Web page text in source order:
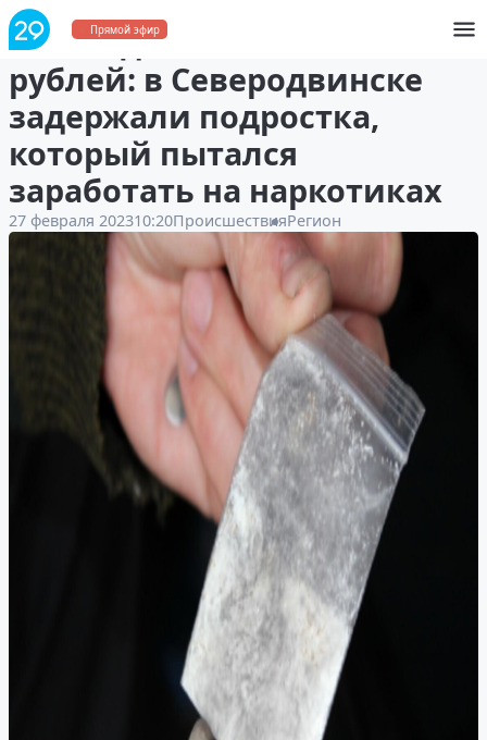
Прямой эфир
За каждый тайник — 300
рублей: в Северодвинске
задержали подростка,
который пытался
заработать на наркотиках
27 февраля 202310:20ПроисшествияРегион